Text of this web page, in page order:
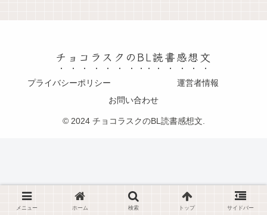
チョコラスクのBL読書感想文
プライバシーポリシー
運営者情報
お問い合わせ
© 2024 チョコラスクのBL読書感想文.
メニュー ホーム 検索 トップ サイドバー